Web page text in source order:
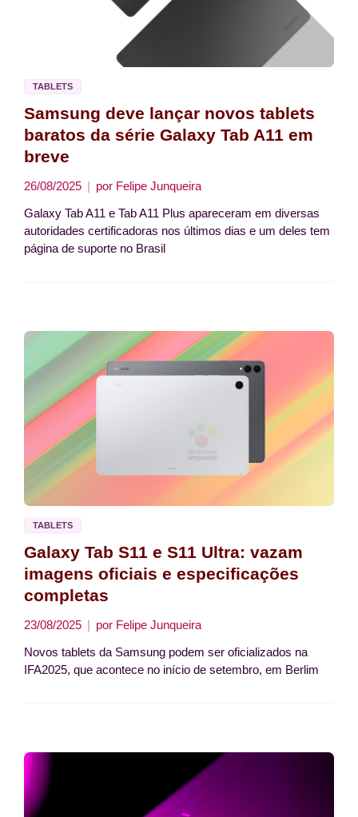
TABLETS
Samsung deve lançar novos tablets
baratos da série Galaxy Tab A11 em
breve
26/08/2025 por Felipe Junqueira
Galaxy Tab A11 e Tab A11 Plus apareceram em diversas
autoridades certificadoras nos últimos dias e um deles tem
página de suporte no Brasil
TABLETS
Galaxy Tab S11 e S11 Ultra: vazam
imagens oficiais e especificações
completas
23/08/2025 por Felipe Junqueira
Novos tablets da Samsung podem ser oficializados na
IFA2025, que acontece no início de setembro, em Berlim